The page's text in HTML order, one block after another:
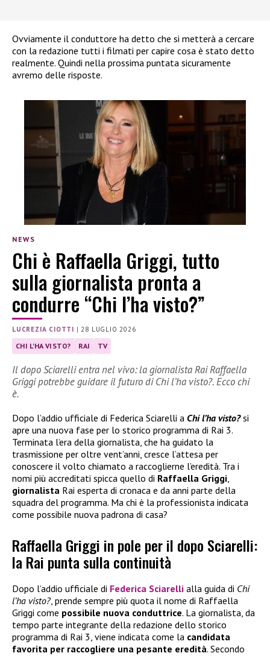
Ovviamente il conduttore ha detto che si metterà a cercare
con la redazione tutti i filmati per capire cosa è stato detto
realmente. Quindi nella prossima puntata sicuramente
avremo delle risposte.
NEWS
Chi è Raffaella Griggi, tutto
sulla giornalista pronta a
condurre “Chi l’ha visto?”
LUCREZIA CIOTTI | 28 LUGLIO 2026
CHI L'HA VISTO? RAI TV
Il dopo Sciarelli entra nel vivo: la giornalista Rai Raffaella
Griggi potrebbe guidare il futuro di Chi l’ha visto?. Ecco chi
è.
Dopo l’addio ufficiale di Federica Sciarelli a Chi l’ha visto?si
apre una nuova fase per lo storico programma di Rai 3.
Terminata l’era della giornalista, che ha guidato la
trasmissione per oltre vent’anni, cresce l’attesa per
conoscere il volto chiamato a raccoglierne l’eredità. Tra i
nomi più accreditati spicca quello di Raffaella Griggi,
giornalista Rai esperta di cronaca e da anni parte della
squadra del programma. Ma chi è la professionista indicata
come possibile nuova padrona di casa?
Raffaella Griggi in pole per il dopo Sciarelli:
la Rai punta sulla continuità
Dopo l’addio ufficiale di Federica Sciarelli alla guida di Chi
l’ha visto? , prende sempre più quota il nome di Raffaella
Griggi come possibile nuova conduttrice. La giornalista, da
tempo parte integrante della redazione dello storico
programma di Rai 3, viene indicata come la candidata
favorita per raccogliere una pesante eredità. Secondo